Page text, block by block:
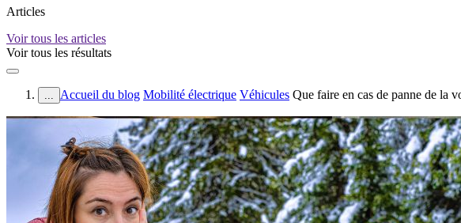
Articles
Voir tous les articles
Voir tous les résultats
... Accueil du blog Mobilité électrique Véhicules Que faire en cas de panne de la